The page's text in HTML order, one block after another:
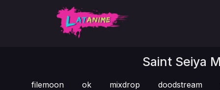
Saint Seiya
filemoon ok mixdrop doodstream